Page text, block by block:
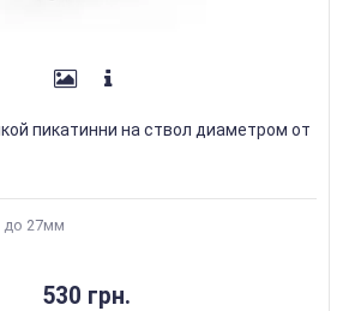
пикатинни на ствол диаметром от
до 27мм
530 грн.